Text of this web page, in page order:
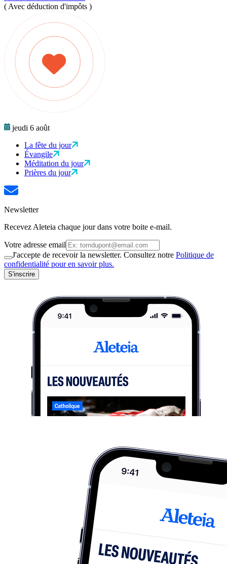
( Avec déduction d'impôts )
jeudi 6 août
La fête du jour
Évangile
Méditation du jour
Prières du jour
Newsletter
Recevez Aleteia chaque jour dans votre boite e-mail.
Votre adresse email
J'accepte de recevoir la newsletter. Consultez notre Politique de
confidentialité pour en savoir plus.
S'inscrire